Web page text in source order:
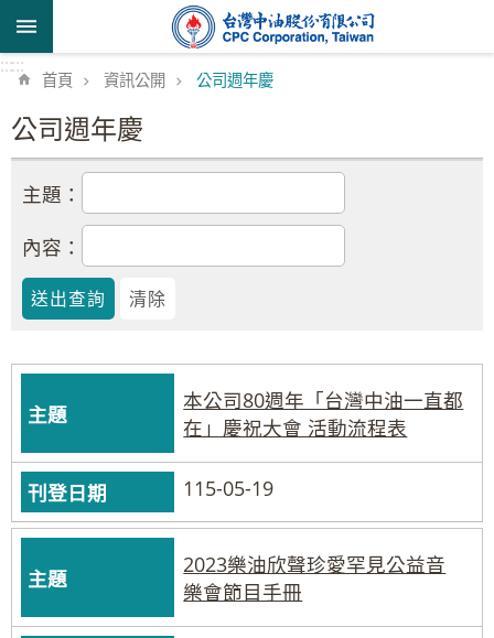
跳到主要內容區塊
::::::
首頁 資訊公開 公司週年慶
公司週年慶
主題：
內容：
本公司80週年「台灣中油一直都
在」慶祝大會 活動流程表
115-05-19
2023樂油欣聲珍愛罕見公益音
樂會節目手冊